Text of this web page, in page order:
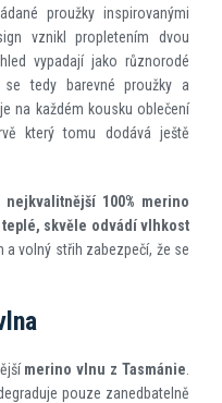
proužky inspirovanými
vznikl propletením dvou
vypadají jako různorodé
se tedy barevné proužky a
na každém kousku oblečení
který tomu dodává ještě
nejkvalitnější 100% merino
skvěle odvádí vlhkost
a volný střih zabezpečí, že se
merino vlnu z Tasmánie
pouze zanedbatelně